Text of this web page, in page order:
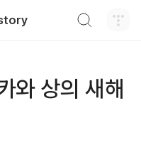
와 상의 새해